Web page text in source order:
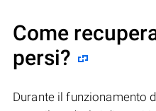
Come
persi?
Durante il funzionamento